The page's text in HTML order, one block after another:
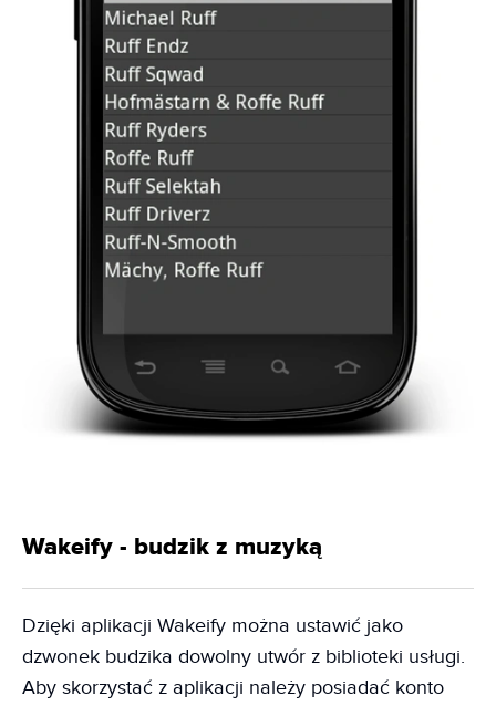
Wakeify - budzik z muzyką
Dzięki aplikacji Wakeify można ustawić jako
dzwonek budzika dowolny utwór z biblioteki usługi.
Aby skorzystać z aplikacji należy posiadać konto